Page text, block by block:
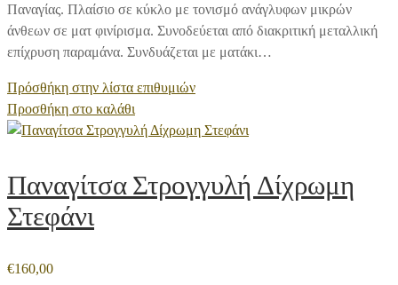
Παναγίας. Πλαίσιο σε κύκλο με τονισμό ανάγλυφων μικρών
άνθεων σε ματ φινίρισμα. Συνοδεύεται από διακριτική μεταλλική
επίχρυση παραμάνα. Συνδυάζεται με ματάκι…
Πρόσθήκη στην λίστα επιθυμιών
Προσθήκη στο καλάθι
Παναγίτσα Στρογγυλή Δίχρωμη
Στεφάνι
€160,00